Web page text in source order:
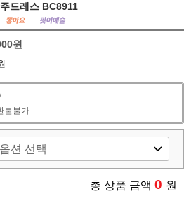
드레스 BC8911
원
불불가
총 상품 금액 0 원